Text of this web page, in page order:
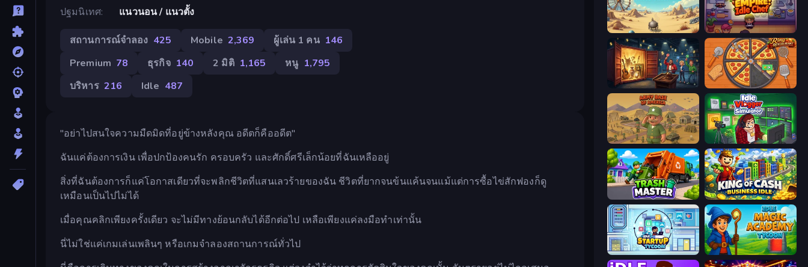
ปฐมนิเทศ
แนวนอน / แนวตั้ง
สถานการณ์จำลอง 425 Mobile 2,369 ผู้เล่น 1 คน 146
Premium 78 ธุรกิจ 140 2 มิติ 1,165 หนู 1,795
บริหาร 216 Idle 487
"อย่าไปสนใจความมืดมิดที่อยู่ข้างหลังคุณ อดีตก็คืออดีต"
ฉันแค่ต้องการเงิน เพื่อปกป้องคนรัก ครอบครัว และศักดิ์ศรีเล็กน้อยที่ฉันเหลืออยู่
สิ่งที่ฉันต้องการก็แค่โอกาสเดียวที่จะพลิกชีวิตที่แสนเลวร้ายของฉัน ชีวิตที่ยากจนข้นแค้นจนแม้แต่การซื้อไข่สักฟองก็ดู
เหมือนเป็นไปไม่ได้
เมื่อคุณคลิกเพียงครั้งเดียว จะไม่มีทางย้อนกลับได้อีกต่อไป เหลือเพียงแค่ลงมือทำเท่านั้น
นี่ไม่ใช่แค่เกมเล่นเพลินๆ หรือเกมจำลองสถานการณ์ทั่วไป
Project Restoration
Container Auction Ring Restaurant
Army Base Of America Idle Vlogger Simulator
Trash Master King of Cash Business Idle
Idle Startup Tycoon Idle Magic Academy Tycoon